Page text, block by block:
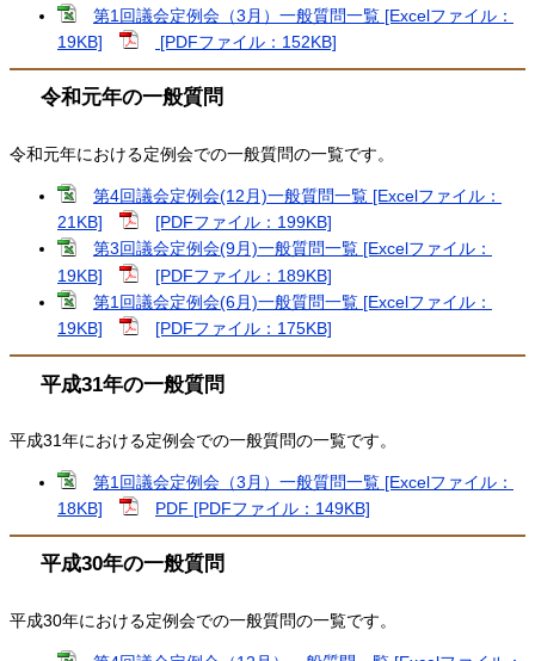
第1回議会定例会（3月）一般質問一覧 [Excelファイル：
19KB]
[PDFファイル：152KB]
令和元年の一般質問
令和元年における定例会での一般質問の一覧です。
第4回議会定例会(12月)一般質問一覧 [Excelファイル：
21KB]
[PDFファイル：199KB]
第3回議会定例会(9月)一般質問一覧 [Excelファイル：
19KB]
[PDFファイル：189KB]
第1回議会定例会(6月)一般質問一覧 [Excelファイル：
19KB]
[PDFファイル：175KB]
平成31年の一般質問
平成31年における定例会での一般質問の一覧です。
第1回議会定例会（3月）一般質問一覧 [Excelファイル：
18KB]
PDF [PDFファイル：149KB]
平成30年の一般質問
平成30年における定例会での一般質問の一覧です。